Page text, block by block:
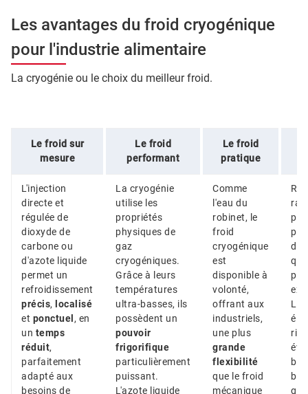
Les avantages du froid cryogénique
pour l'industrie alimentaire
La cryogénie ou le choix du meilleur froid.
Le froid sur
mesure
Le froid
performant
Le froid
pratique
L'injection
directe et
régulée de
dioxyde de
carbone ou
d'azote liquide
permet un
refroidissement
précis,
localisé
et ponctuel , en
un temps
réduit,
parfaitement
adapté aux
besoins de
La cryogénie
utilise les
propriétés
physiques de
gaz
cryogéniques.
Grâce à leurs
températures
ultra-basses, ils
possèdent un
pouvoir
frigorifique
particulièrement
puissant.
L'azote liquide
Comme
l'eau du
robinet, le
froid
cryogénique
est
disponible à
volonté,
offrant aux
industriels,
une plus
grande
flexibilité
que le froid
mécanique
La